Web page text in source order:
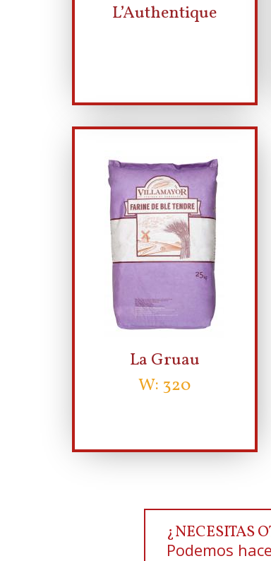
L’Authentique
La Gruau
W: 320
¿NECESITAS
Podemos